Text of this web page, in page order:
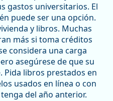
gastos universitarios. El
puede ser una opción.
y libros. Muchas
más si toma créditos
considera una carga
asegúrese de que su
Pida libros prestados en
usados en línea o con
del año anterior.